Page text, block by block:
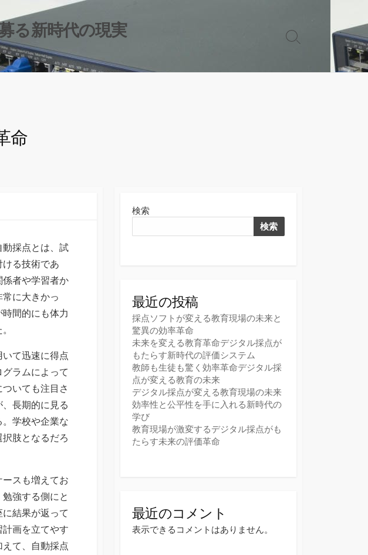
る新時代の現実
検
命
動採点とは、試
る技術であ
者や学習者か
に大きかっ
間的にも体力
て迅速に得点
ラムによって
いても注目さ
長期的に見る
学校や企業な
肢となるだろ
スも増えてお
強する側にと
結果が返って
画を立てやす
て、自動採点
検索
検索
最近の投稿
採点ソフトが変える教育現場の未来と
驚異の効率革命
未来を変える教育革命デジタル採点が
もたらす新時代の評価システム
教師も生徒も驚く効率革命デジタル採
点が変える教育の未来
デジタル採点が変える教育現場の未来
効率性と公平性を手に入れる新時代の
学び
教育現場が激変するデジタル採点がも
たらす未来の評価革命
最近のコメント
表示できるコメントはありません。